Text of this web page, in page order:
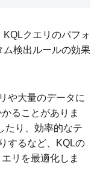
クエリのパフォ
ム検出ルールの効果
や大量のデータに
ることがありま
たり、効率的なテ
するなど、KQLの
リを最適化しま